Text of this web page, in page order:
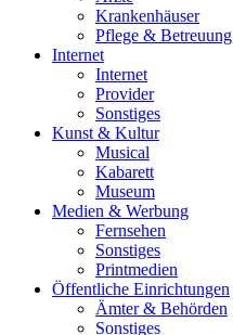
Krankenhäuser
Pflege & Betreuung
Internet
Internet
Provider
Sonstiges
Kunst & Kultur
Musical
Kabarett
Museum
Medien & Werbung
Fernsehen
Sonstiges
Printmedien
Öffentliche Einrichtungen
Ämter & Behörden
Sonstiges